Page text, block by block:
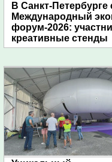
В Санкт-Петербурге
Международный
форум-2026:
креативные стенды